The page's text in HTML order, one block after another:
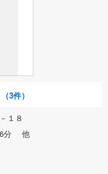
3件）
１８
6分 他